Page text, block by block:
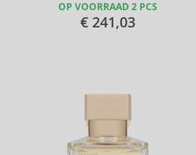
OP VOORRAAD 2 PCS
€ 241,03